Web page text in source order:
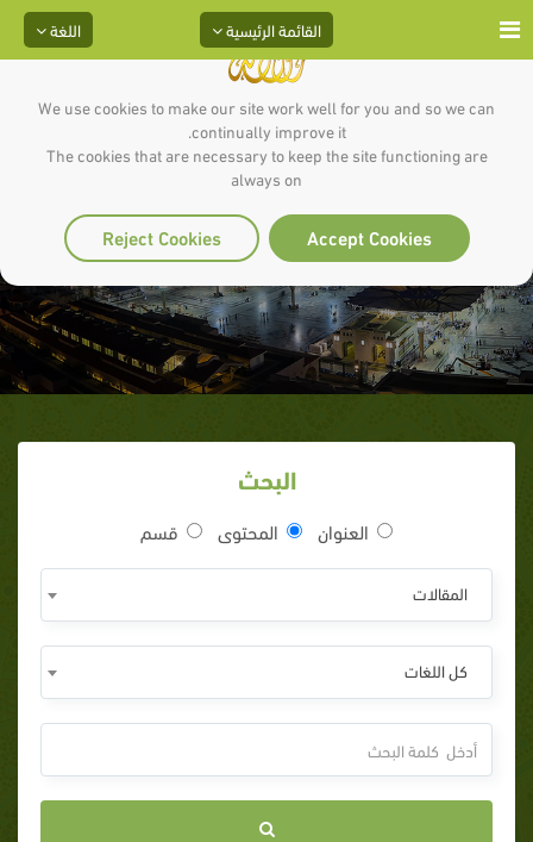
We use cookies to make our site work well for you and so we can
continually improve it.
The cookies that are necessary to keep the site functioning are
always on
Accept Cookies
Reject Cookies
اللغة القائمة الرئيسية
الصحابية أم سليم
البحث
العنوان المحتوى قسم
المقالات
كل اللغات